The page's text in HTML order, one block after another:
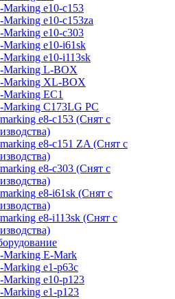
Marking e10-c153
Marking e10-c153za
Marking e10-c303
Marking e10-i61sk
Marking e10-i113sk
Marking L-BOX
Marking XL-BOX
Marking EC1
Marking C173LG PC
e8-c153 (Снят с
e8-c151 ZA (Снят с
e8-c303 (Снят с
e8-i61sk (Снят с
e8-i113sk (Снят с
Marking E-Mark
Marking e1-p63с
Marking e10-p123
Marking e1-p123